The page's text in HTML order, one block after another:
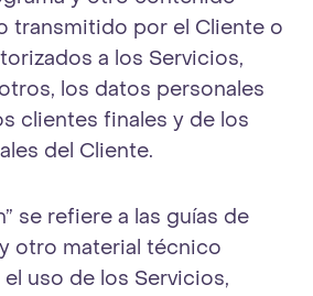
transmitido por el Cliente o
a los Servicios,
los datos personales
clientes finales y de los
del Cliente.
se refiere a las guías de
otro material técnico
uso de los Servicios,